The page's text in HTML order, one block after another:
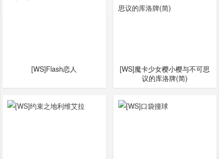
[WS]Flash恋人
[WS]魔卡少女樱小樱与不可思
议的库洛牌(简)